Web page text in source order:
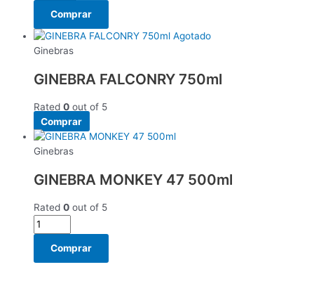
Comprar
Agotado
Ginebras
GINEBRA FALCONRY 750ml
Rated 0 out of 5
Comprar
Ginebras
GINEBRA MONKEY 47 500ml
Rated 0 out of 5
Comprar